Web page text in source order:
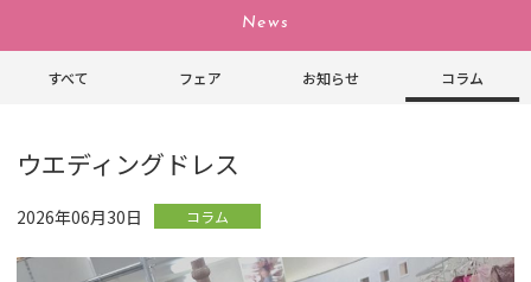
News
すべて フェア お知らせ コラム
ウエディングドレス
2026年06月30日 コラム